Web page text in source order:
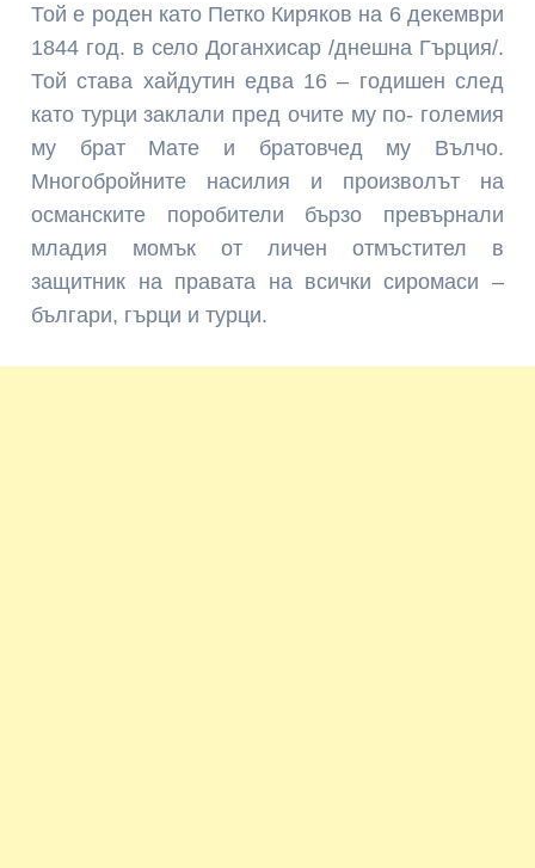
Той е роден като Петко Киряков на 6 декември
1844 год. в село Доганхисар /днешна Гърция/.
Той става хайдутин едва 16 – годишен след
като турци заклали пред очите му по- големия
му брат Мате и братовчед му Вълчо.
Многобройните насилия и произволът на
османските поробители бързо превърнали
младия момък от личен отмъстител в
защитник на правата на всички сиромаси –
българи, гърци и турци.